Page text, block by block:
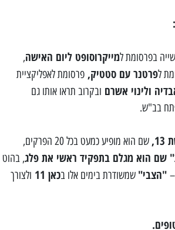
בפרסומת למייקרוסופט ליום האישה,
לפרטנר עם סטטיק,פרסומת לאפליקציית
ולינוי אשרם ובקרוב תראו אותו גם
בב"ש.
שם הוא מופיע כמעט בכל 20 הפרקים,
שם הוא מגלם בתפקיד ראשי את פלג, בהוט
"הצבי" שמשודרת בימים אלו בכאן 11
ולצורך